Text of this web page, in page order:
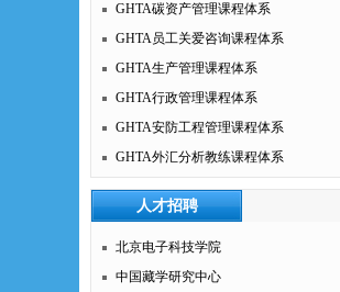
GHTA碳资产管理课程体系
GHTA员工关爱咨询课程体系
GHTA生产管理课程体系
GHTA行政管理课程体系
GHTA安防工程管理课程体系
GHTA外汇分析教练课程体系
人才招聘
北京电子科技学院
中国藏学研究中心